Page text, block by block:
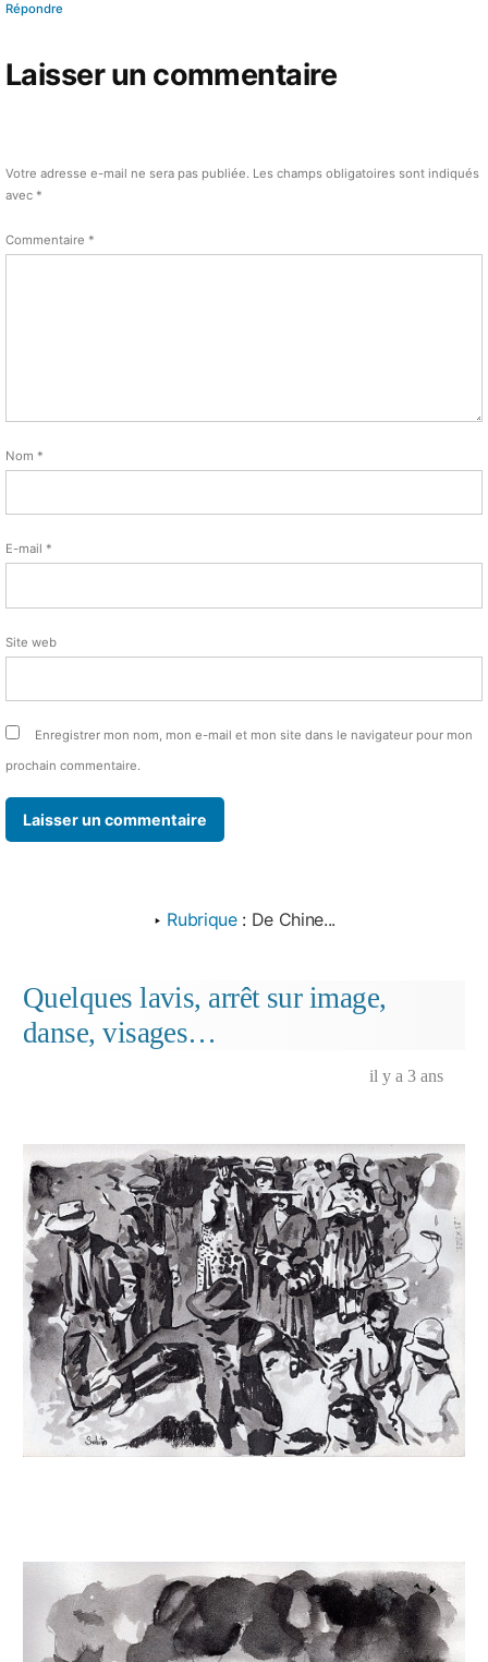
Répondre
Laisser un commentaire
Votre adresse e-mail ne sera pas publiée. Les champs obligatoires sont indiqués
avec *
Commentaire *
Nom *
E-mail *
Site web
Enregistrer mon nom, mon e-mail et mon site dans le navigateur pour mon
prochain commentaire.
‣ Rubrique : De Chine...
Quelques lavis, arrêt sur image,
danse, visages…
il y a 3 ans